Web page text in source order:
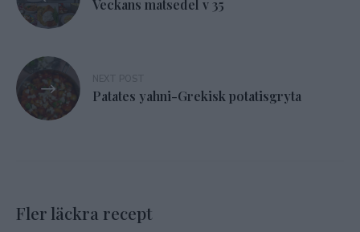
Veckans matsedel v 35
Patates yahni-Grekisk potatisgryta
Fler läckra recept